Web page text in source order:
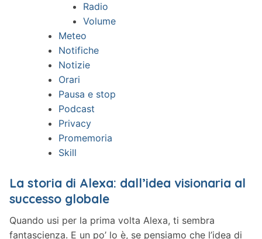
Radio
Volume
Meteo
Notifiche
Notizie
Orari
Pausa e stop
Podcast
Privacy
Promemoria
Skill
La storia di Alexa: dall’idea visionaria al
successo globale
Quando usi per la prima volta Alexa, ti sembra
fantascienza. E un po’ lo è, se pensiamo che l’idea di